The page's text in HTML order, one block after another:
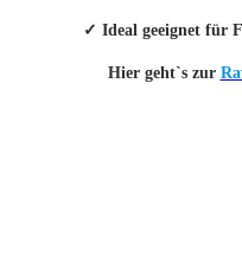
✓ Ideal geeignet für
Hier geht`s zur